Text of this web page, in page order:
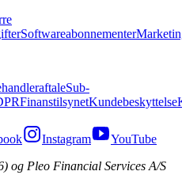
Softwareabonnementer
Sub-
FinanstilsynetKundebeskyttelse
Instagram
YouTube
og Pleo Financial Services A/S